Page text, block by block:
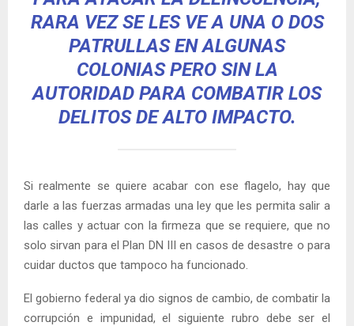
RARA VEZ SE LES VE A UNA O DOS
PATRULLAS EN ALGUNAS
COLONIAS PERO SIN LA
AUTORIDAD PARA COMBATIR LOS
DELITOS DE ALTO IMPACTO.
Si realmente se quiere acabar con ese flagelo, hay que
darle a las fuerzas armadas una ley que les permita salir a
las calles y actuar con la firmeza que se requiere, que no
solo sirvan para el Plan DN III en casos de desastre o para
cuidar ductos que tampoco ha funcionado.
El gobierno federal ya dio signos de cambio, de combatir la
corrupción e impunidad, el siguiente rubro debe ser el